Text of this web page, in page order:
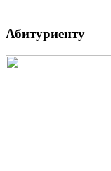
Абитуриенту